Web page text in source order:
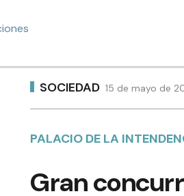
SOCIEDAD 15 de mayo de
PALACIO DE LA
Gran